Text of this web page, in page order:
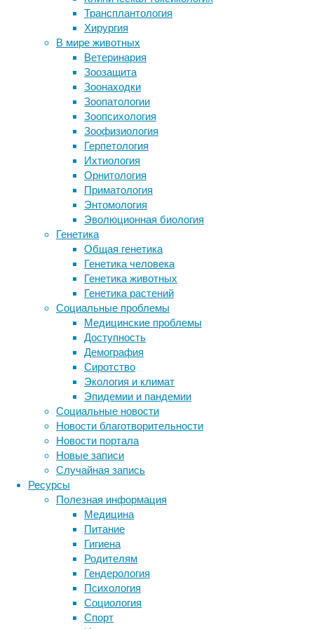
Трансплантология
Хирургия
В мире животных
Ветеринария
Зоозащита
Зоонаходки
Зоопатологии
Зоопсихология
Зоофизиология
Герпетология
Ихтиология
Орнитология
Приматология
Энтомология
Эволюционная биология
Генетика
Общая генетика
Генетика человека
Генетика животных
Генетика растений
Социальные проблемы
Медицинские проблемы
Доступность
Демография
Сиротство
Экология и климат
Эпидемии и пандемии
Социальные новости
Новости благотворительности
Новости портала
Новые записи
Случайная запись
Ресурсы
Полезная информация
Медицина
Питание
Гигиена
Родителям
Гендерология
Психология
Социология
Спорт
и
варикоза
06/02/2025,
06:01
06/02/2025
Красота
ног
после
CLaCS-
терапии:
как
избавиться
от
сосудистых
звёздочек
и
варикоза
Современные
методы
эстетической
флебологии
позволяют
СПА в Ростове-на-Дону: оазис уюта
и здоровья
Кишечник «заставляет» мозг любить
сахар
Последствия COVID-19 для нервной
системы
Лучшие маски для лица зимой, как
защитить кожу от холода
Следите за новостями
Метки